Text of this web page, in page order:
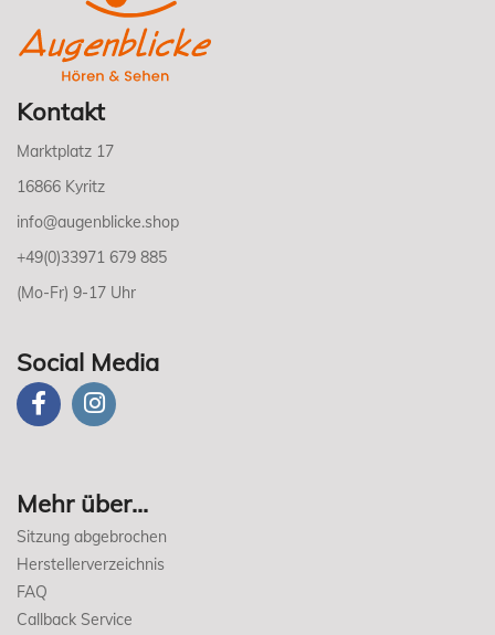
Kontakt
Marktplatz 17
16866 Kyritz
info@augenblicke.shop
+49(0)33971 679 885
(Mo-Fr) 9-17 Uhr
Social Media
Mehr über...
Sitzung abgebrochen
Herstellerverzeichnis
FAQ
Callback Service